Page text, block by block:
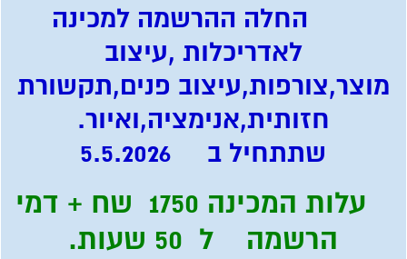
החלה ההרשמה למכינה
לאדריכלות ,עיצוב
מוצר,צורפות,עיצוב פנים,תקשורת
חזותית,אנימציה,ואיור.
שתתחיל ב 5.5.2026
עלות המכינה 1750 שח + דמי
הרשמה ל 50 שעות.